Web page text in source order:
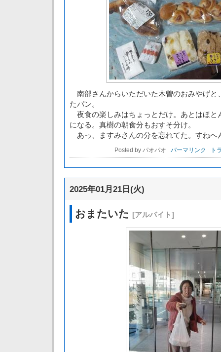
南部さんからいただいた木曽のおみやげと
たパン。
夜食の楽しみはちょっとだけ。あとはほと
になる。真樹の朝食分もおすそ分け。
あっ、ますみさんの分を忘れてた。すねへ
Posted by パオパオ パーマリンク ト
2025年01月21日(火)
おまたいた [アルバイト]